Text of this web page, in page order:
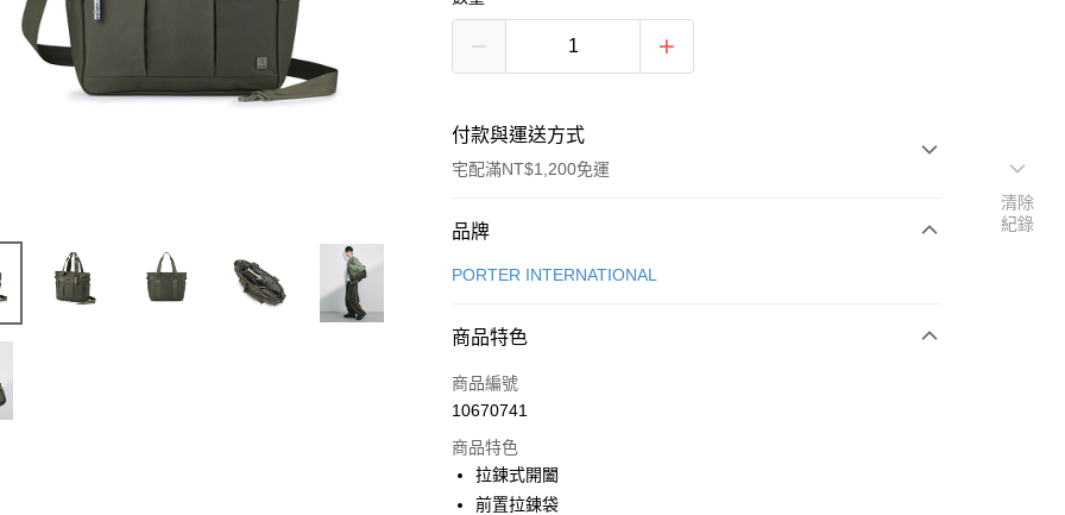
付款與運送方式
宅配滿NT$1,200免運
付款方式
信用卡一次付款
合作金庫商業銀行
華南商業銀行
上海商業儲蓄銀行
國泰世華商業銀行
臺灣中小企業銀行
LINE Pay
Apple Pay
街口支付
品牌
PORTER INTERNATIONAL
商品特色
商品編號
10670741
商品特色
拉鍊式開闔
前置拉鍊袋
清除
紀錄